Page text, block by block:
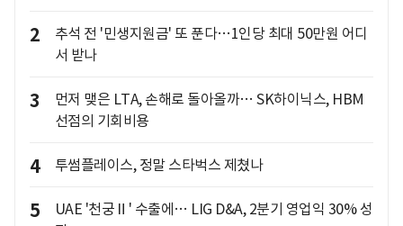
2
추석 전 '민생지원금' 또 푼다…1인당 최대 50만원 어디
서 받나
3
먼저 맺은 LTA, 손해로 돌아올까… SK하이닉스, HBM
선점의 기회비용
4 투썸플레이스, 정말 스타벅스 제쳤나
5
UAE '천궁Ⅱ' 수출에… LIG D&A, 2분기 영업익 30% 성